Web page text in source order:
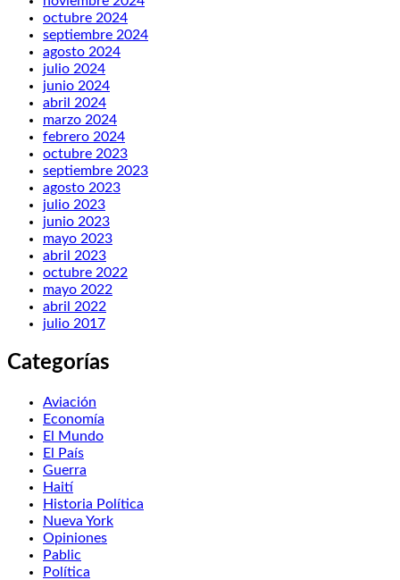
octubre 2024
septiembre 2024
agosto 2024
julio 2024
junio 2024
abril 2024
marzo 2024
febrero 2024
octubre 2023
septiembre 2023
agosto 2023
julio 2023
junio 2023
mayo 2023
abril 2023
octubre 2022
mayo 2022
abril 2022
julio 2017
Categorías
Aviación
Economía
El Mundo
El País
Guerra
Haití
Historia Política
Nueva York
Opiniones
Pablic
Política